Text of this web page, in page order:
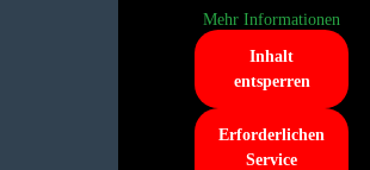
Mehr Informationen
Inhalt
entsperren
Erforderlichen
Service